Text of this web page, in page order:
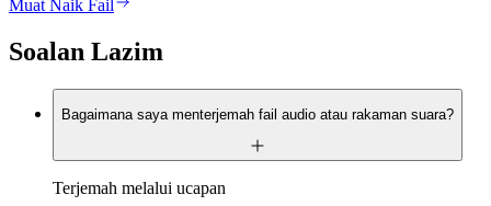
Muat Naik Fail
Soalan Lazim
Bagaimana saya menterjemah fail audio atau rakaman suara?
Terjemah melalui ucapan